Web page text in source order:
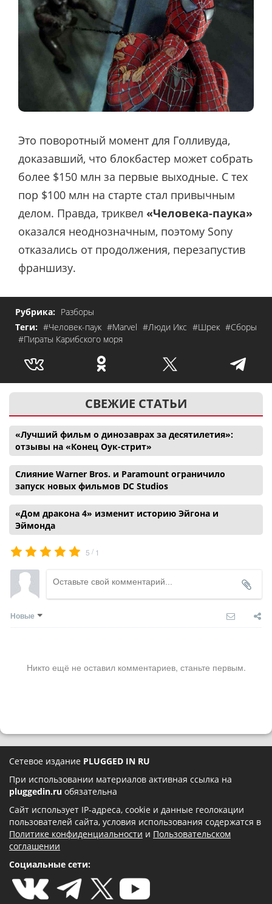
Это поворотный момент для Голливуда,
доказавший, что блокбастер может собрать
более $150 млн за первые выходные. С тех
пор $100 млн на старте стал привычным
делом. Правда, триквел «Человека-паука»
оказался неоднозначным, поэтому Sony
отказались от продолжения, перезапустив
франшизу.
Рубрика: Разборы
Теги: #Человек-паук #Marvel #Люди Икс #Шрек #Сборы
#Пираты Карибского моря
СВЕЖИЕ СТАТЬИ
«Лучший фильм о динозаврах за десятилетия»:
отзывы на «Конец Оук-стрит»
Слияние Warner Bros. и Paramount ограничило
запуск новых фильмов DC Studios
«Дом дракона 4» изменит историю Эйгона и
Эймонда
5 / 1
Новые
Никто ещё не оставил комментариев, станьте первым.
Сетевое издание PLUGGED IN RU
При использовании материалов активная ссылка на
pluggedin.ru обязательна
Сайт использует IP-адреса, cookie и данные геолокации
пользователей сайта, условия использования содержатся в
Политике конфиденциальности и Пользовательском
соглашении
Социальные сети: